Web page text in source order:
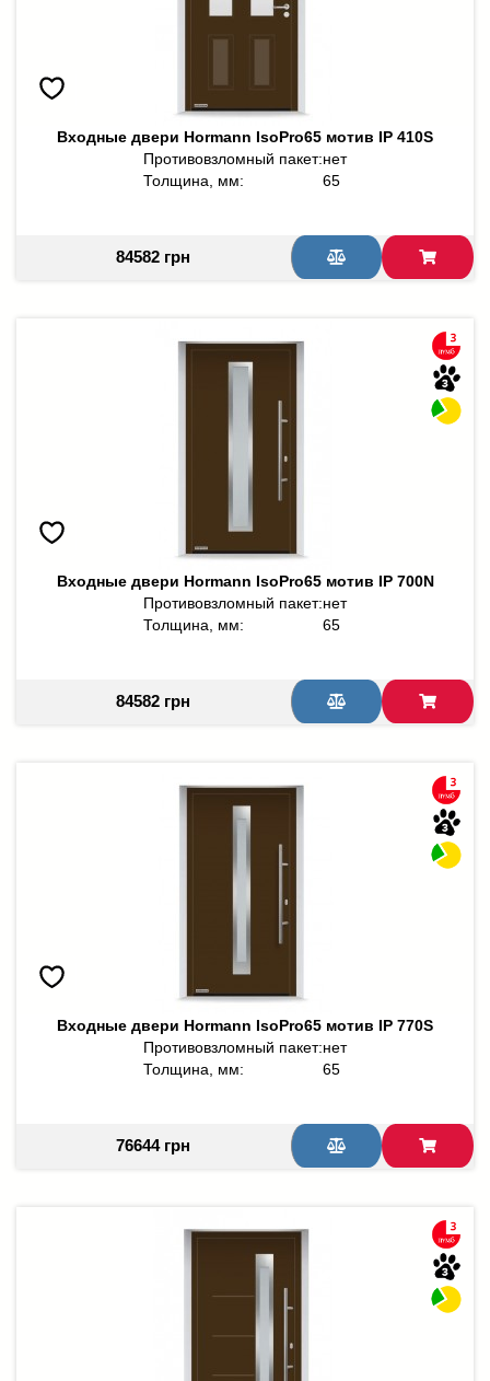
Входные двери Hormann IsoPro65 мотив IP 410S
Противовзломный пакет:нет
Толщина, мм:
65
84582 грн
Входные двери Hormann IsoPro65 мотив IP 700N
Противовзломный пакет:нет
Толщина, мм:
65
84582 грн
Входные двери Hormann IsoPro65 мотив IP 770S
Противовзломный пакет:нет
Толщина, мм:
65
76644 грн